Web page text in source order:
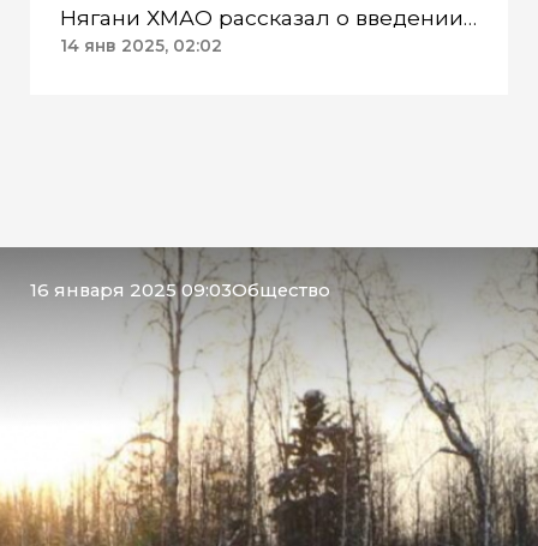
Нягани ХМАО рассказал о введении
новых объектов в 2025 году
14 янв 2025, 02:02
16 января 2025 09:03Общество